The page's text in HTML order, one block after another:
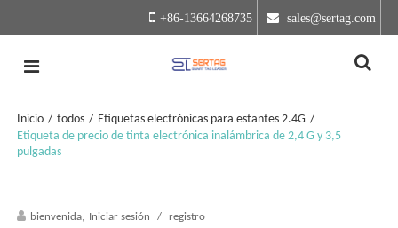
+86-13664268735 sales@sertag.com
Inicio / todos / Etiquetas electrónicas para estantes 2.4G /
Etiqueta de precio de tinta electrónica inalámbrica de 2,4 G y 3,5
pulgadas
bienvenida, Iniciar sesión / registro